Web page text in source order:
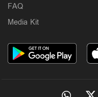
FAQ
Media Kit